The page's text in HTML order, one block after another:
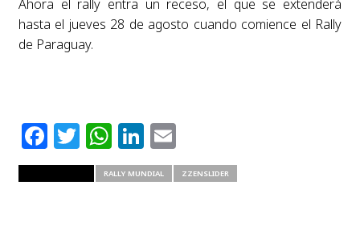
Ahora el rally entra un receso, el que se extenderá
hasta el jueves 28 de agosto cuando comience el Rally
de Paraguay.
Facebook
Twitter
WhatsApp
LinkedIn
Email
RALLY MUNDIAL ZZENSLIDER